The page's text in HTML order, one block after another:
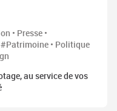
• Presse •
• Politique
au service de vos